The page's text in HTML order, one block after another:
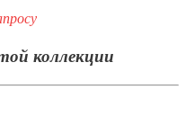
коллекции